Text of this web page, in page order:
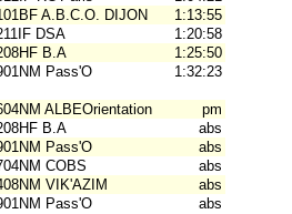
A.B.C.O. DIJON
1:13:55
DSA
1:20:58
B.A
1:25:50
Pass'O 1:32:23
ALBEOrientation
pm
B.A
abs
Pass'O
abs
COBS
abs
VIK'AZIM
abs
Pass'O abs